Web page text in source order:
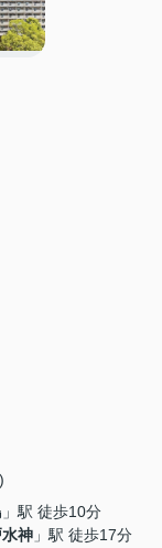
」駅 徒歩10分
神 」駅 徒歩17分